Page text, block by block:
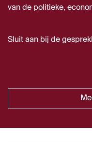
van de politieke,
Sluit aan bij de